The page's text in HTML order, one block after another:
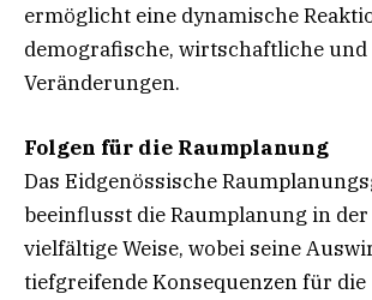
ermöglicht eine dynamische
demografische, wirtschaftliche
Veränderungen.
Folgen für die Raumplanung
Das Eidgenössische
beeinflusst die Raumplanung in
vielfältige Weise, wobei seine
tiefgreifende Konsequenzen für die